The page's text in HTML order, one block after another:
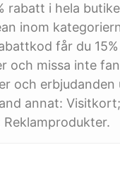
i hela
inom
får du
och missa inte
och
annat: